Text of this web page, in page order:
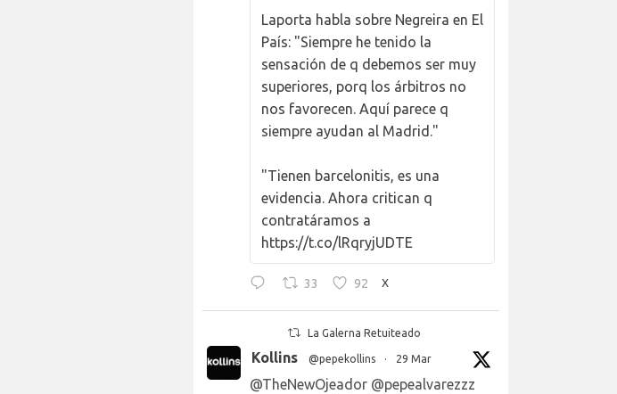
Laporta habla sobre Negreira en El
País: "Siempre he tenido la
sensación de q debemos ser muy
superiores, porq los árbitros no
nos favorecen. Aquí parece q
siempre ayudan al Madrid."
"Tienen barcelonitis, es una
evidencia. Ahora critican q
contratáramos a
https://t.co/lRqryjUDTE
33 92 X
La Galerna Retuiteado
Kollins @pepekollins · 29 Mar
@TheNewOjeador @pepealvarezzz